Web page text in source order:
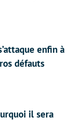
enfin à
défauts
il sera